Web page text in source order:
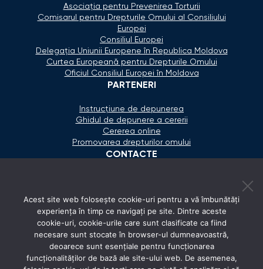
Asociaţia pentru Prevenirea Torturii
Comisarul pentru Drepturile Omului al Consiliului
Europei
Consiliul Europei
Delegaţia Uniunii Europene în Republica Moldova
Curtea Europeană pentru Drepturile Omului
Oficiul Consiliul Europei în Moldova
PARTENERI
Instrucțiune de depunerea
Ghidul de depunere a cererii
Cererea online
Promovarea drepturilor omului
CONTACTE
secretariat@ombudsman.md
Strada Calea Ieşilor 11/3, Chişinău
Luni - Vineri: 08:00 - 17:00
Acest site web folosește cookie-uri pentru a vă îmbunătăți
experiența în timp ce navigați pe site. Dintre aceste
cookie-uri, cookie-urile care sunt clasificate ca fiind
necesare sunt stocate în browser-ul dumneavoastră,
deoarece sunt esențiale pentru funcționarea
funcționalităților de bază ale site-ului web. De asemenea,